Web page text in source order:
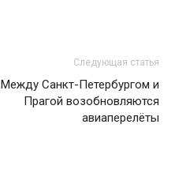
Следующая статья
Между Санкт-Петербургом и
Прагой возобновляются
авиаперелёты